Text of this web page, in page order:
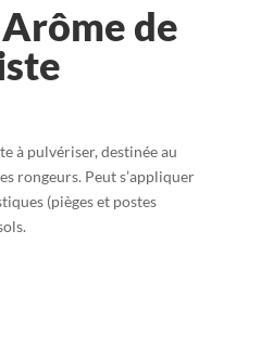
de
à pulvériser, destinée au
rongeurs. Peut s’appliquer
(pièges et postes